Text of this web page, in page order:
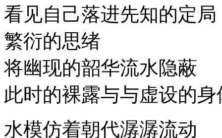
看见自己落进先知的定局
繁衍的思绪
将幽现的韶华流水隐蔽
此时的裸露与与虚设的
水模仿着朝代潺潺流动